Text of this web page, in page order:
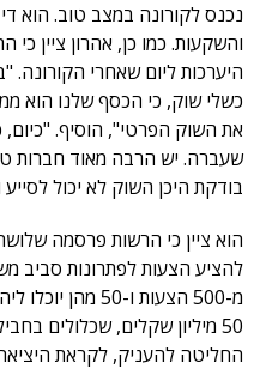
נכנס לקורונה במצב טוב. הוא
והשקעות. כמו כן, אהרון ציין
היערכות ליום שאחרי הקורונה.
כשלי שוק, כי הכסף שלנו הוא
את השוק הפרטי", הוסיף.
שעברה. יש הרבה מאוד חברות
בודקת היכן השוק לא יכול
הוא ציין כי הרשות פרסמה
להציע הצעות לפתרונות סביב
מ-500 הצעות ו-
50 מיליון שקלים, שכלולים
החליטה להעניק, לקראת